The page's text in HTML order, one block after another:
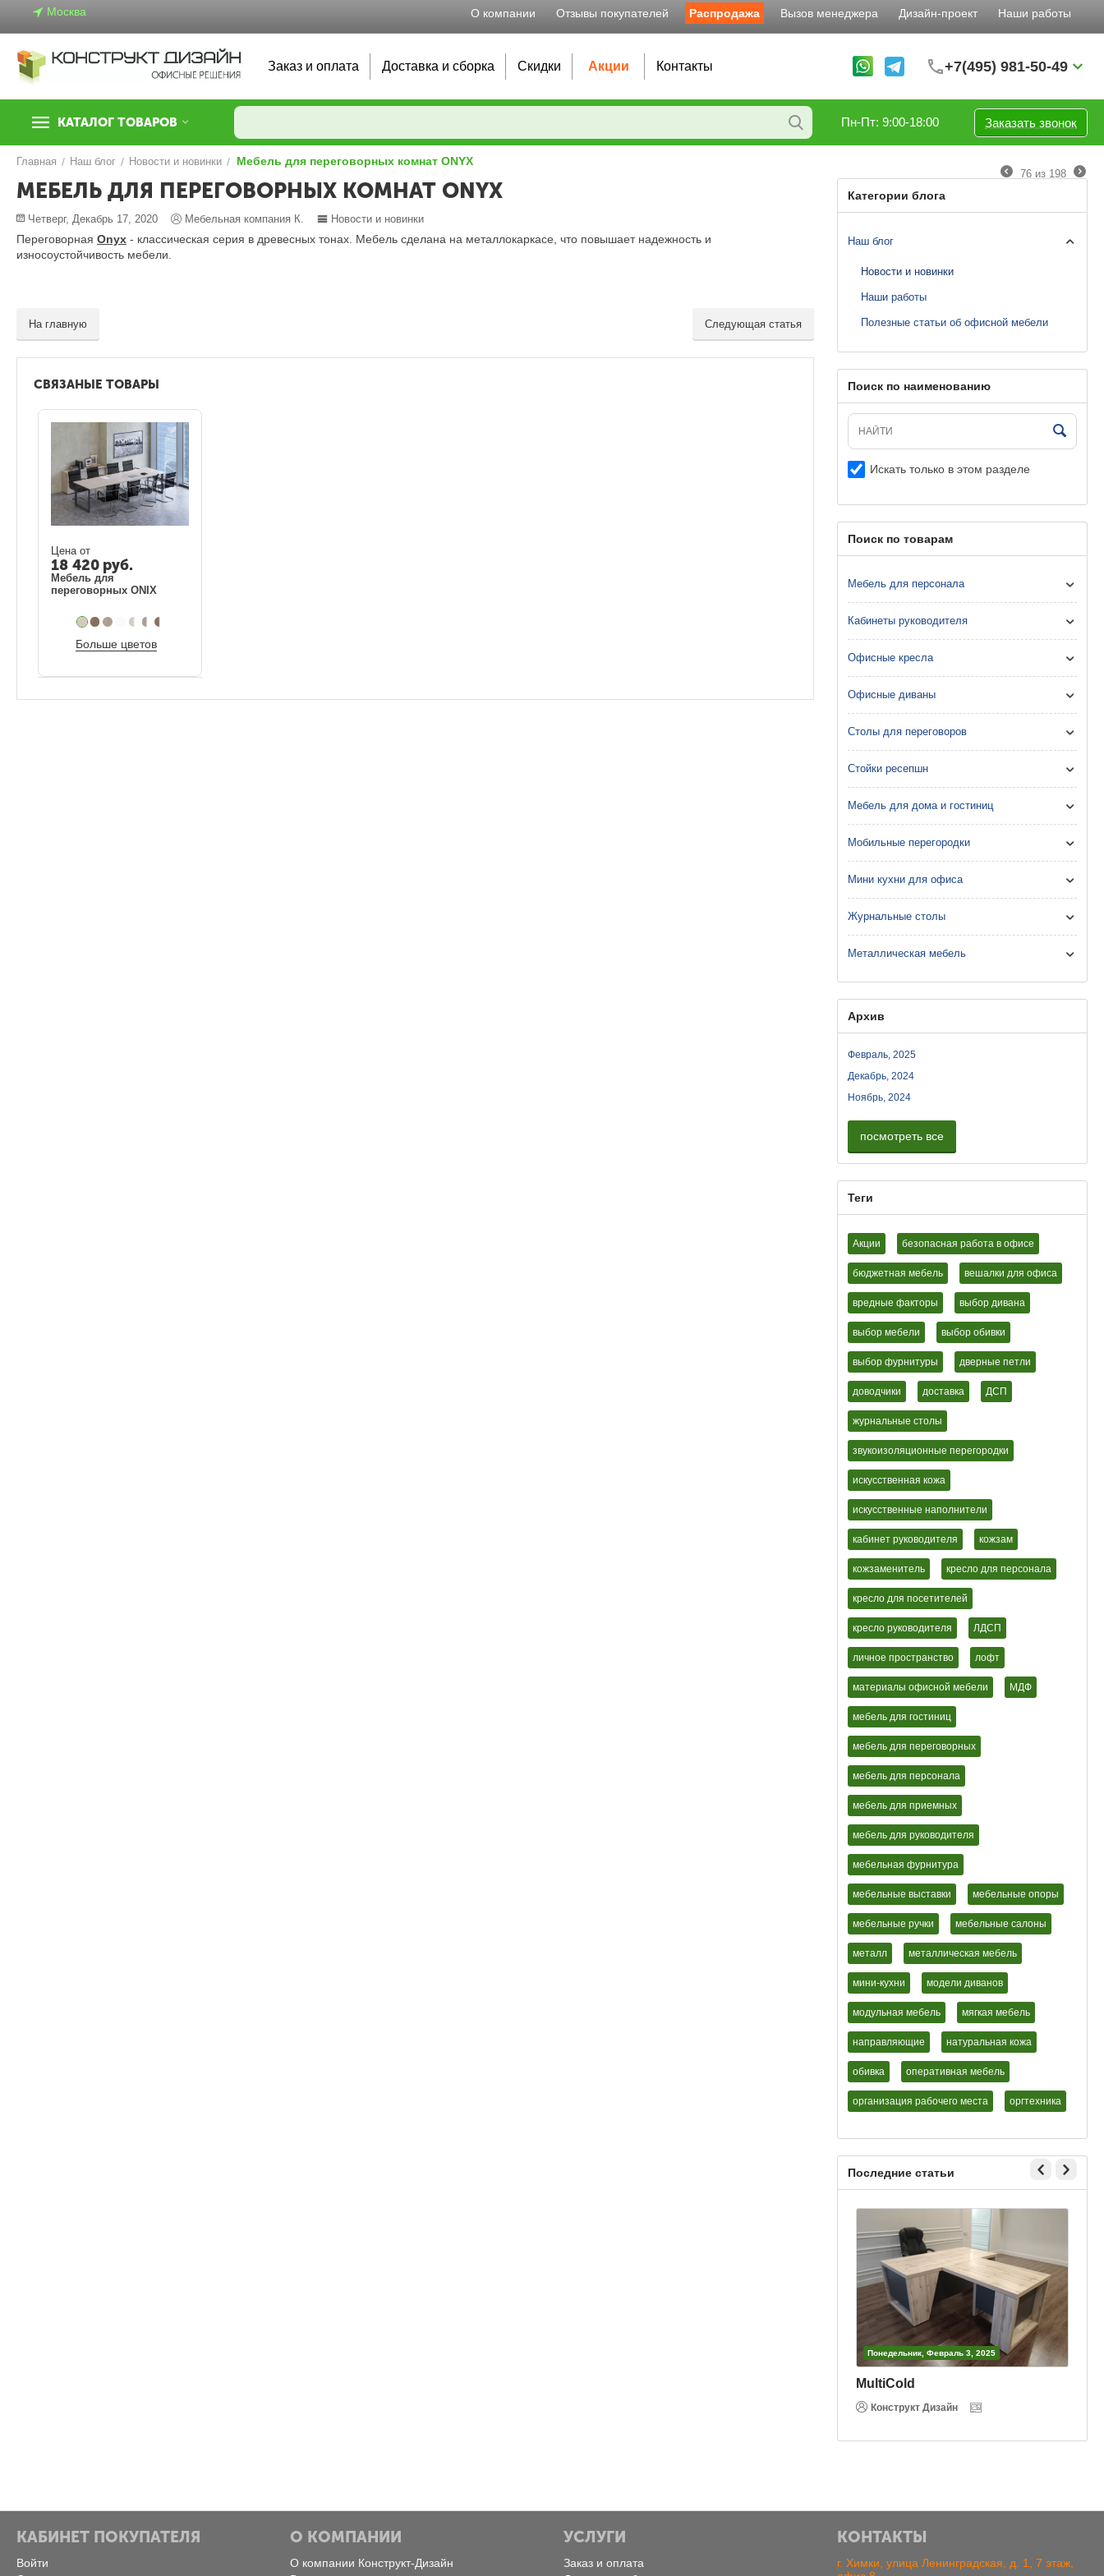
Москва О компании Отзывы покупателей Распродажа Вызов менеджера Дизайн-проект Наши работы
Заказ и оплата Доставка и сборка Скидки Акции Контакты +7(495) 981-50-49
КАТАЛОГ ТОВАРОВ Заказать звонок
Пн-Пт: 9:00-18:00
Главная / Наш блог / Новости и новинки / Мебель для переговорных комнат ONYX
76 из 198
МЕБЕЛЬ ДЛЯ ПЕРЕГОВОРНЫХ КОМНАТ ONYX
Четверг, Декабрь 17, 2020 Мебельная компания К. Новости и новинки
Переговорная Onyx - классическая серия в древесных тонах. Мебель сделана на металлокаркасе, что повышает надежность и
износоустойчивость мебели.
На главную Следующая статья
СВЯЗАНЫЕ ТОВАРЫ
Цена от
18 420 руб.
Мебель для
переговорных ONIX
Больше цветов
Категории блога
Наш блог
Новости и новинки
Наши работы
Полезные статьи об офисной мебели
Поиск по наименованию
Искать только в этом разделе
Поиск по товарам
Мебель для персонала
Кабинеты руководителя
Офисные кресла
Офисные диваны
Столы для переговоров
Стойки ресепшн
Мебель для дома и гостиниц
Мобильные перегородки
Мини кухни для офиса
Журнальные столы
Металлическая мебель
Архив
Февраль, 2025
Декабрь, 2024
Ноябрь, 2024
посмотреть все
Теги
Акции безопасная работа в офисе
бюджетная мебель вешалки для офиса
вредные факторы выбор дивана
выбор мебели выбор обивки
выбор фурнитуры дверные петли
доводчики доставка ДСП
журнальные столы
звукоизоляционные перегородки
искусственная кожа
искусственные наполнители
кабинет руководителя кожзам
кожзаменитель кресло для персонала
кресло для посетителей
кресло руководителя ЛДСП
личное пространство лофт
материалы офисной мебели МДФ
мебель для гостиниц
мебель для переговорных
мебель для персонала
мебель для приемных
мебель для руководителя
мебельная фурнитура
мебельные выставки мебельные опоры
мебельные ручки мебельные салоны
металл металлическая мебель
мини-кухни модели диванов
модульная мебель мягкая мебель
направляющие натуральная кожа
обивка оперативная мебель
организация рабочего места оргтехника
Последние статьи
Понедельник, Февраль 3, 2025
MultiCold
Конструкт Дизайн
КАБИНЕТ ПОКУПАТЕЛЯ
Войти
О КОМПАНИИ
О компании Конструкт-Дизайн
УСЛУГИ
Заказ и оплата
КОНТАКТЫ
г. Химки, улица Ленинградская, д. 1, 7 этаж,